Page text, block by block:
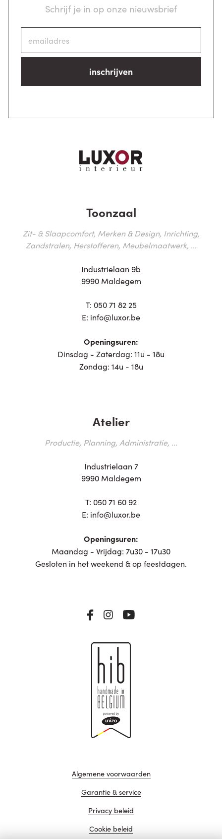
Schrijf je in op onze nieuwsbrief
inschrijven
Toonzaal
Zit- & Slaapcomfort, Merken & Design, Inrichting,
Zandstralen, Herstofferen, Meubelmaatwerk, ...
Industrielaan 9b
9990 Maldegem
T: 050 71 82 25
E: info@luxor.be
Openingsuren:
Dinsdag - Zaterdag: 11u - 18u
Zondag: 14u - 18u
Atelier
Productie, Planning, Administratie, ...
Industrielaan 7
9990 Maldegem
T: 050 71 60 92
E: info@luxor.be
Openingsuren:
Maandag - Vrijdag: 7u30 - 17u30
Gesloten in het weekend & op feestdagen.
Algemene voorwaarden
Garantie & service
Privacy beleid
Cookie beleid